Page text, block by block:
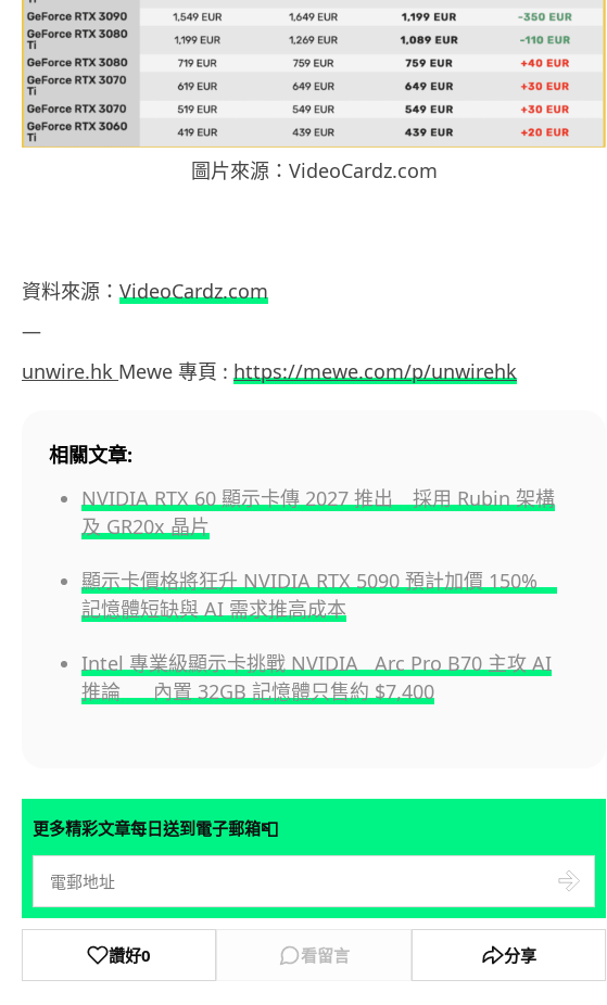
圖片來源：VideoCardz.com
資料來源： VideoCardz.com
—
unwire.hk Mewe 專頁 : https://mewe.com/p/unwirehk
相關文章:
NVIDIA RTX 60 顯示卡傳 2027 推出 採用 Rubin 架構
及 GR20x 晶片
顯示卡價格將狂升 NVIDIA RTX 5090 預計加價 150%
記憶體短缺與 AI 需求推高成本
Intel 專業級顯示卡挑戰 NVIDIA Arc Pro B70 主攻 AI
推論 內置 32GB 記憶體只售約 $7,400
更多精彩文章每日送到電子郵箱📮
讚好0 看留言 分享